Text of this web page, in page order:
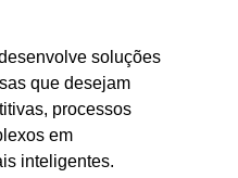
soluções
que desejam
processos
em
inteligentes.